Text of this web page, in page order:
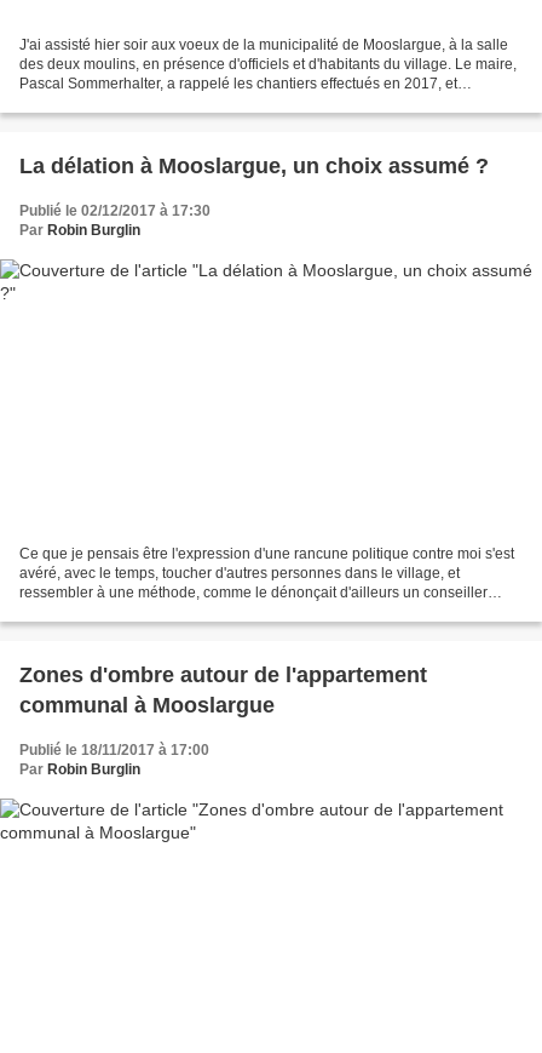
J'ai assisté hier soir aux voeux de la municipalité de Mooslargue, à la salle
des deux moulins, en présence d'officiels et d'habitants du village. Le maire,
Pascal Sommerhalter, a rappelé les chantiers effectués en 2017, et
La délation à Mooslargue, un choix assumé ?
Publié le 02/12/2017 à 17:30
Par Robin Burglin
Ce que je pensais être l'expression d'une rancune politique contre moi s'est
avéré, avec le temps, toucher d'autres personnes dans le village, et
ressembler à une méthode, comme le dénonçait d'ailleurs un conseiller
Zones d'ombre autour de l'appartement
communal à Mooslargue
Publié le 18/11/2017 à 17:00
Par Robin Burglin